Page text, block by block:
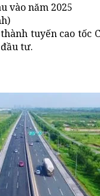
vào năm 2025
tuyến cao tốc
tư.